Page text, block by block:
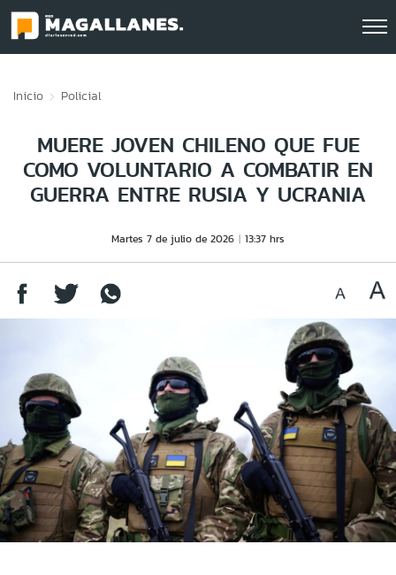
Inicio Policial
MUERE JOVEN CHILENO QUE FUE
COMO VOLUNTARIO A COMBATIR EN
GUERRA ENTRE RUSIA Y UCRANIA
Martes 7 de julio de 2026 13:37 hrs